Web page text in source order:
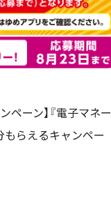
ペーン】『電子マネー
もらえるキャンペー